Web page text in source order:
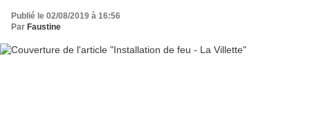
Publié le 02/08/2019 à 16:56
Par Faustine